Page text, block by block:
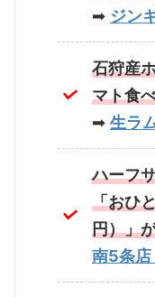
➡ ジン
石狩産
マト食
➡ 生ラ
ハーフ
「おひ
円）」
南5条店